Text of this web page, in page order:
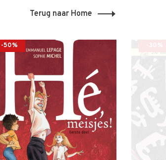
Terug naar Home
-50%